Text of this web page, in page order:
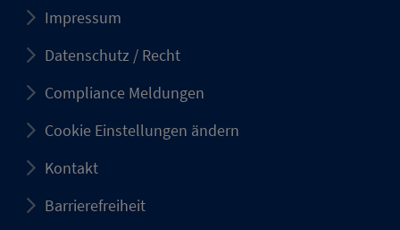
Impressum
Datenschutz / Recht
Compliance Meldungen
Cookie Einstellungen ändern
Kontakt
Barrierefreiheit